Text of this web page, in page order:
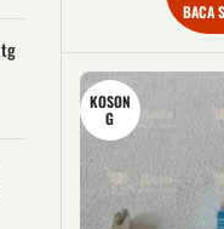
BACA
KOSON
G